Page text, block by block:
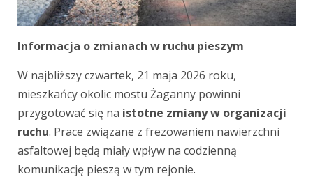
Informacja o zmianach w ruchu pieszym
W najbliższy czwartek, 21 maja 2026 roku,
mieszkańcy okolic mostu Żaganny powinni
przygotować się na istotne zmiany w organizacji
ruchu. Prace związane z frezowaniem nawierzchni
asfaltowej będą miały wpływ na codzienną
komunikację pieszą w tym rejonie.